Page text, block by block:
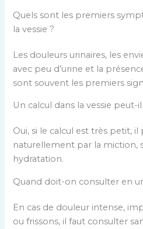
Quels sont les premiers
la vessie ?
Les douleurs urinaires, les
avec peu d’urine et la
sont souvent les premiers
Un calcul dans la vessie peut-
Oui, si le calcul est très petit,
naturellement par la miction,
hydratation.
Quand doit-on consulter en
En cas de douleur intense,
ou frissons, il faut consulter